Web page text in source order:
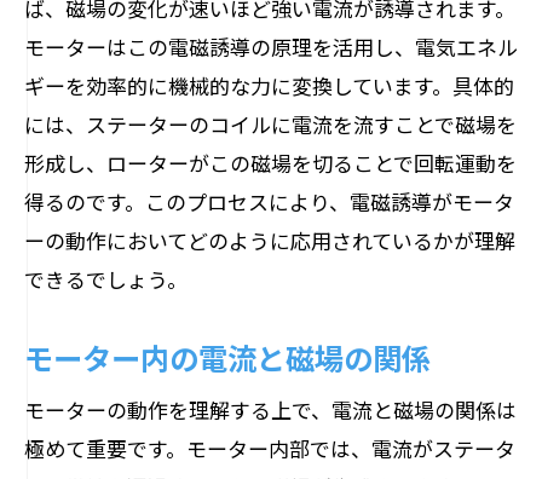
ば、磁場の変化が速いほど強い電流が誘導されます。
モーターはこの電磁誘導の原理を活用し、電気エネル
ギーを効率的に機械的な力に変換しています。具体的
には、ステーターのコイルに電流を流すことで磁場を
形成し、ローターがこの磁場を切ることで回転運動を
得るのです。このプロセスにより、電磁誘導がモータ
ーの動作においてどのように応用されているかが理解
できるでしょう。
モーター内の電流と磁場の関係
モーターの動作を理解する上で、電流と磁場の関係は
極めて重要です。モーター内部では、電流がステータ